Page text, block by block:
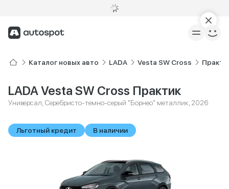
Каталог новых авто LADA Vesta SW Cross
LADA Vesta SW Cross Практик
Универсал, Серебристо-темно-серый "Борнео" металлик, 2026
Льготный кредит В наличии